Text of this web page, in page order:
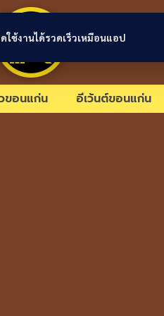
ขอนแก่นลิงก์
ขอนแก่น อีเว้นต์ขอนแก่น
ใช้งานได้รวดเร็วเหมือนแอป